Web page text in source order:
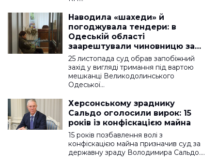
Наводила «шахеди» й
погоджувала тендери: в
Одеській області
заарештували чиновницю за
підозрою в держраді
25 листопада суд обрав запобіжний
захід у вигляді тримання під вартою
мешканці Великодолинського
Одеської…
Херсонському зраднику
Сальдо оголосили вирок: 15
років із конфіскацією майна
15 років позбавлення волі з
конфіскацією майна призначив суд за
державну зраду Володимира Сальдо.…